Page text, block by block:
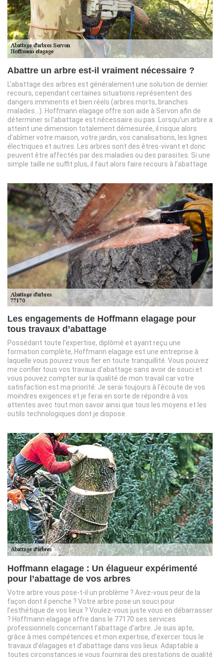
Abattre un arbre est-il vraiment nécessaire ?
L'abattage des arbres est généralement une solution de dernier
recours, cependant certaines situations représentent des
dangers imminents et bien réels (arbres morts, branches
malades…). Hoffmann elagage offre son aide à Servon afin de
déterminer si l’abattage est nécessaire ou pas. Lorsqu’un arbre a
atteint une dimension totalement démesurée, il risque alors
d’abîmer votre maison, votre jardin, vos canalisations, les lignes
électriques et autres. Les arbres sont des êtres-vivant et donc
peuvent être affectés par des maladies ou des parasites. Si une
simple taille ne suffit plus, il faut alors faire recours à l’abattage.
Les engagements de Hoffmann elagage pour
tous travaux d’abattage
Possédant toute l’expertise, diplômé et ayant reçu une
formation complète, Hoffmann elagage est une entreprise à
laquelle vous pouvez vous fier en toute tranquillité. Vous pouvez
me confier tous vos travaux d’abattage sans avoir de souci et
vous pouvez compter sur la qualité de mon travail car votre
satisfaction est ma priorité. Je serai toujours à l’écoute de vos
moindres exigences et je ferai en sorte de répondre à vos
attentes avec tout mon savoir ainsi que tous les moyens et les
outils technologiques dont je dispose.
Hoffmann elagage : Un élagueur expérimenté
pour l’abattage de vos arbres
Votre arbre vous pose-t-il un problème ? Avez-vous peur de la
façon dont il penche ? Votre arbre pose un souci pour
l’esthétique de vos lieux ? Voulez-vous juste vous en débarrasser
? Hoffmann elagage offre dans le 77170 ses services
professionnels concernant l’abattage d’arbre. Je suis apte,
grâce à mes compétences et mon expertise, d’exercer tous le
travaux d’élagages et d’abattage dans vos lieux. Adaptable a
toutes circonstances je vous fournirai des prestations de qualité